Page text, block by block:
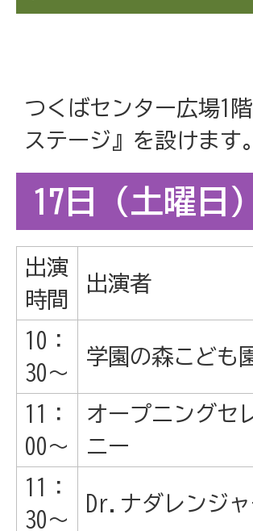
つくばセンター広場1
ステージ』を設けます。
17日（土曜日
出演
時間
出演者
10：
30～
学園の森こども
11：
00～
オープニングセ
ニー
11：
30～
Dr.ナダレンジ